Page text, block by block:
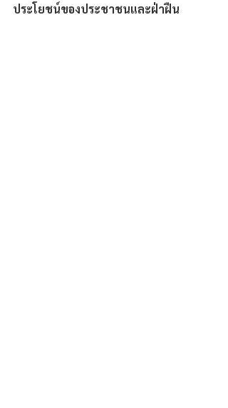
ประโยชน์ของประชาชนและฝ่าฝืน